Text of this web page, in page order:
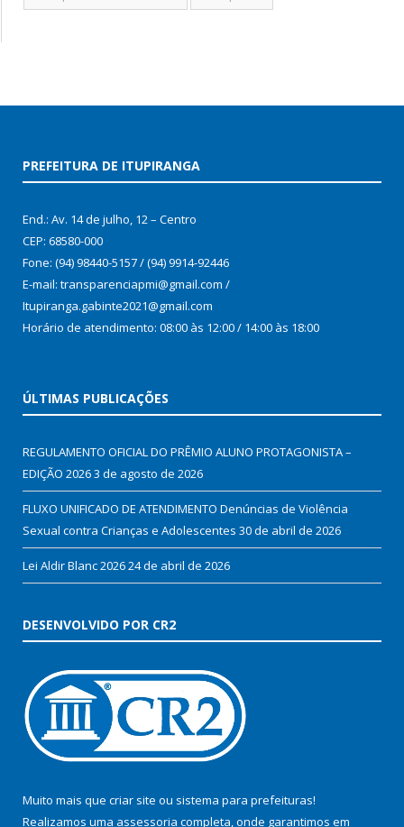
PREFEITURA DE ITUPIRANGA
End.: Av. 14 de julho, 12 – Centro
CEP: 68580-000
Fone: (94) 98440-5157 / (94) 9914-92446
E-mail: transparenciapmi@gmail.com /
Itupiranga.gabinte2021@gmail.com
Horário de atendimento: 08:00 às 12:00 / 14:00 às 18:00
ÚLTIMAS PUBLICAÇÕES
REGULAMENTO OFICIAL DO PRÊMIO ALUNO PROTAGONISTA –
EDIÇÃO 20263 de agosto de 2026
FLUXO UNIFICADO DE ATENDIMENTO Denúncias de Violência
Sexual contra Crianças e Adolescentes 30 de abril de 2026
Lei Aldir Blanc 202624 de abril de 2026
DESENVOLVIDO POR CR2
Muito mais que criar site ou sistema para prefeituras!
Realizamos uma assessoria completa, onde garantimos em